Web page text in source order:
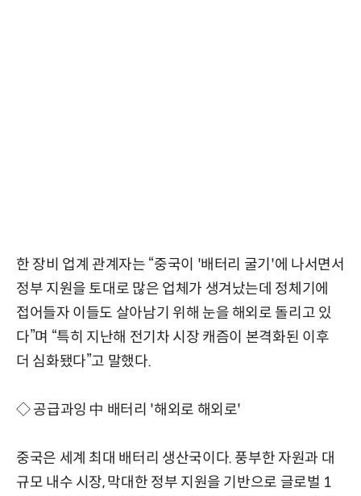
한 장비 업계 관계자는 “중국이 '배터리 굴기'에 나서면서
정부 지원을 토대로 많은 업체가 생겨났는데 정체기에
접어들자 이들도 살아남기 위해 눈을 해외로 돌리고 있
다”며 “특히 지난해 전기차 시장 캐즘이 본격화된 이후
더 심화됐다”고 말했다.
◇ 공급과잉 中 배터리 '해외로 해외로'
중국은 세계 최대 배터리 생산국이다. 풍부한 자원과 대
규모 내수 시장, 막대한 정부 지원을 기반으로 글로벌 1